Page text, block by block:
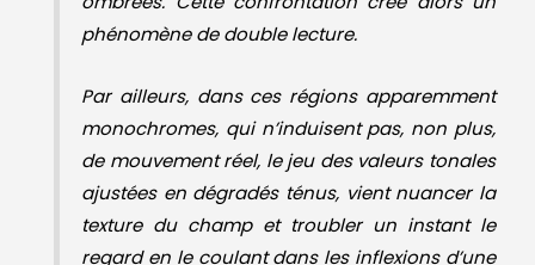
ajustées en dégradés ténus, vient nuancer la
regard en le coulant dans les inflexions d’une
certaine fantaisie néanmoins contrôlée.
Ce sont ces différences et ces altérations
rythmiques, proportionnels au clavier affectif
et mental que chacun porte en soi, qui